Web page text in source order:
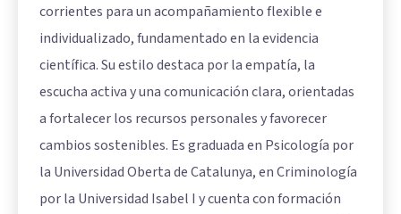
corrientes para un acompañamiento flexible e
individualizado, fundamentado en la evidencia
científica. Su estilo destaca por la empatía, la
escucha activa y una comunicación clara, orientadas
a fortalecer los recursos personales y favorecer
cambios sostenibles. Es graduada en Psicología por
la Universidad Oberta de Catalunya, en Criminología
por la Universidad Isabel I y cuenta con formación